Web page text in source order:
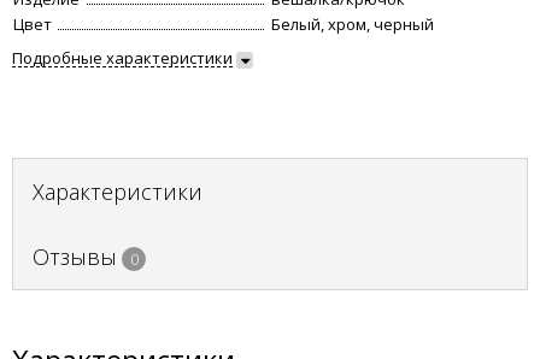
Цвет
Белый, хром, черный
Подробные характеристики
Характеристики
Отзывы 0